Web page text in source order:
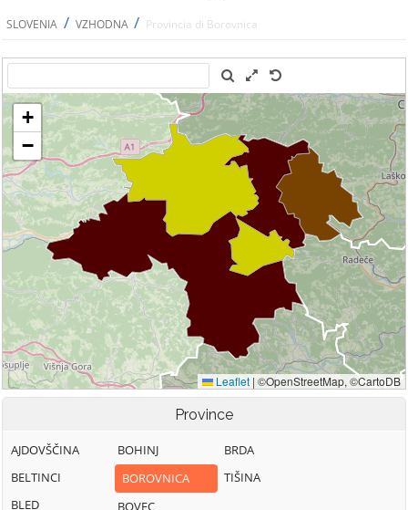
SLOVENIA / VZHODNA / Provincia di Borovnica
Province
AJDOVŠČINA
BELTINCI
BLED
BOHINJ
BOROVNICA
BOVEC
BRDA
TIŠINA